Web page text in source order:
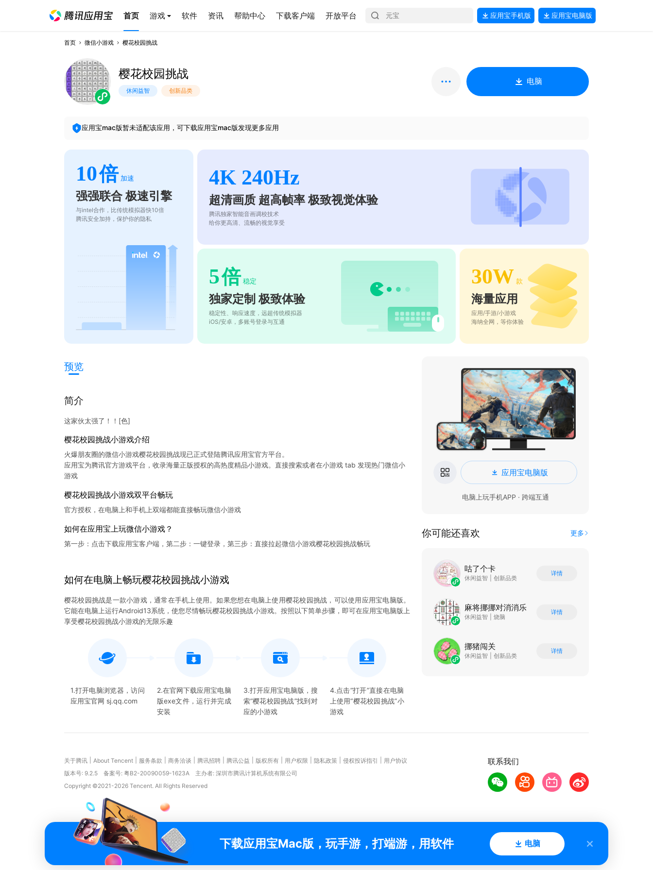
首页 游戏 软件 资讯 帮助中心 下载客户端 开放平台 应用宝手机版 应用宝电脑版
首页 微信小游戏 樱花校园挑战
樱花校园挑战
休闲益智 创新品类
电脑
应用宝mac版暂未适配该应用，可下载应用宝mac版发现更多应用
10倍 加速
强强联合 极速引擎
与intel合作，比传统模拟器快10倍
腾讯安全加持，保护你的隐私
4K 240Hz
超清画质 超高帧率 极致视觉体验
腾讯独家智能音画调校技术
给你更高清、流畅的视觉享受
5倍 稳定
独家定制 极致体验
稳定性、响应速度，远超传统模拟器
iOS/安卓，多账号登录与互通
30W 款
海量应用
应用/手游/小游戏
海纳全网，等你体验
预览
简介
这家伙太强了！！[色]
樱花校园挑战小游戏介绍
火爆朋友圈的微信小游戏樱花校园挑战现已正式登陆腾讯应用宝官方平台。
应用宝为腾讯官方游戏平台，收录海量正版授权的高热度精品小游戏。直接搜索或者在小游戏 tab 发现热门微信小
樱花校园挑战小游戏双平台畅玩
官方授权，在电脑上和手机上双端都能直接畅玩微信小游戏
如何在应用宝上玩微信小游戏？
第一步：点击下载应用宝客户端，第二步：一键登录，第三步：直接拉起微信小游戏樱花校园挑战畅玩
如何在电脑上畅玩樱花校园挑战小游戏
樱花校园挑战是一款小游戏，通常在手机上使用。如果您想在电脑上使用樱花校园挑战，可以使用应用宝电脑版。
它能在电脑上运行Android13系统，使您尽情畅玩樱花校园挑战小游戏。按照以下简单步骤，即可在应用宝电脑版上
享受樱花校园挑战小游戏的无限乐趣
1.打开电脑浏览器，访问
应用宝官网 sj.qq.com
2.在官网下载应用宝电脑
版exe文件，运行并完成
安装
3.打开应用宝电脑版，搜
索“樱花校园挑战”找到对
应的小游戏
4.点击“打开”直接在电脑
上使用“樱花校园挑战”小
游戏
应用宝电脑版
电脑上玩手机APP · 跨端互通
你可能还喜欢 更多
咕了个卡
休闲益智 创新品类
详情
麻将挪挪对消消乐
休闲益智 烧脑
详情
挪猪闯关
休闲益智 创新品类
详情
联系我们
关于腾讯 About Tencent 服务条款 商务洽谈 腾讯招聘 腾讯公益 版权所有 用户权限 隐私政策 侵权投诉指引
用户协议
版本号: 9.2.5 备案号: 粤B2-20090059-1623A
主办者: 深圳市腾讯计算机系统有限公司
Copyright ©2021-2026 Tencent. All Rights Reserved
下载应用宝Mac版，玩手游，打端游，用软件 电脑